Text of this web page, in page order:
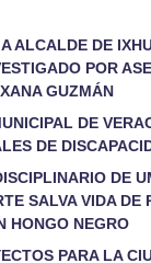
ALCALDE DE
POR
GUZMÁN
DE
DE
DE
SALVA VIDA DE
HONGO NEGRO
PARA LA